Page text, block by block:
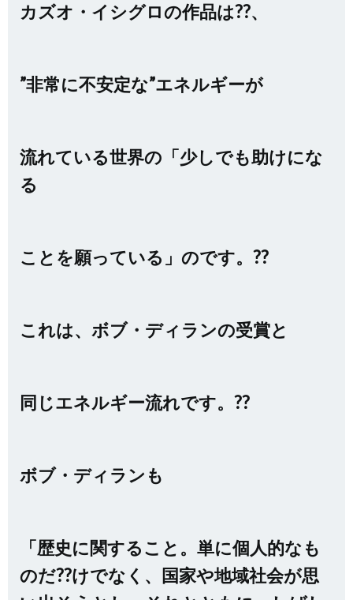
カズオ・イシグロの作品は??、
”非常に不安定な”エネルギーが
流れている世界の「少しでも助けにな
る
ことを願っている」のです。??
これは、ボブ・ディランの受賞と
同じエネルギー流れです。??
ボブ・ディランも
「歴史に関すること。単に個人的なも
のだ??けでなく、国家や地域社会が思